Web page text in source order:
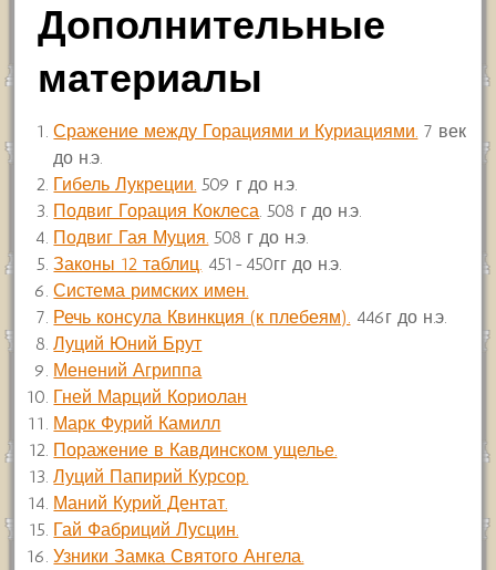
Дополнительные
материалы
Сражение между Горациями и Куриациями. 7 век
до н.э.
Гибель Лукреции. 509 г до н.э.
Подвиг Горация Коклеса. 508 г до н.э.
Подвиг Гая Муция. 508 г до н.э.
Законы 12 таблиц. 451-450гг до н.э.
Система римских имен.
Речь консула Квинкция (к плебеям). 446г до н.э.
Луций Юний Брут
Менений Агриппа
Гней Марций Кориолан
Марк Фурий Камилл
Поражение в Кавдинском ущелье.
Луций Папирий Курсор.
Маний Курий Дентат.
Гай Фабриций Лусцин.
Узники Замка Святого Ангела.